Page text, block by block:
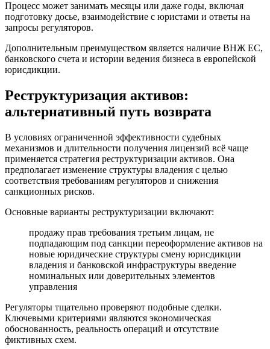
Процесс может занимать месяцы или даже годы, включая
подготовку досье, взаимодействие с юристами и ответы на
запросы регуляторов.
Дополнительным преимуществом является наличие ВНЖ ЕС,
банковского счета и истории ведения бизнеса в европейской
юрисдикции.
Реструктуризация активов:
альтернативный путь возврата
В условиях ограниченной эффективности судебных
механизмов и длительности получения лицензий всё чаще
применяется стратегия реструктуризации активов. Она
предполагает изменение структуры владения с целью
соответствия требованиям регуляторов и снижения
санкционных рисков.
Основные варианты реструктуризации включают:
продажу прав требования третьим лицам, не
подпадающим под санкции переоформление активов на
новые юридические структуры смену юрисдикции
владения и банковской инфраструктуры введение
номинальных или доверительных элементов
управления
Регуляторы тщательно проверяют подобные сделки.
Ключевыми критериями являются экономическая
обоснованность, реальность операций и отсутствие
фиктивных схем.